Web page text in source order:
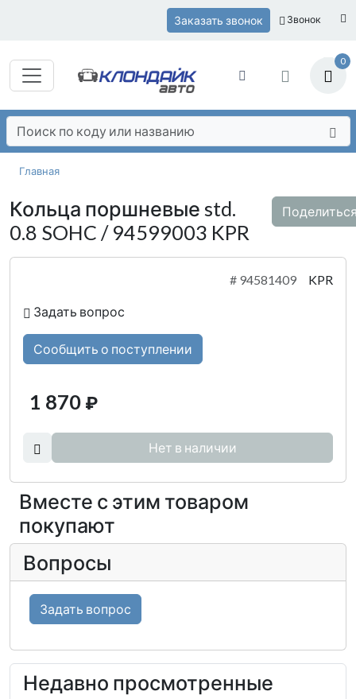
Заказать звонок Звонок
0
Главная
Кольца поршневые std.
0.8 SOHC / 94599003 KPR
# 94581409 KPR
Задать вопрос
Сообщить о поступлении
1 870 ₽
Нет в наличии
Вместе с этим товаром
покупают
Вопросы
Задать вопрос
Недавно просмотренные